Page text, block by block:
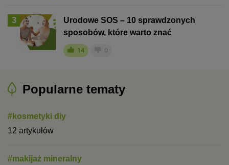
3
Urodowe SOS – 10 sprawdzonych
sposobów, które warto znać
14
Popularne tematy
#kosmetyki diy
12 artykułów
#makijaż mineralny